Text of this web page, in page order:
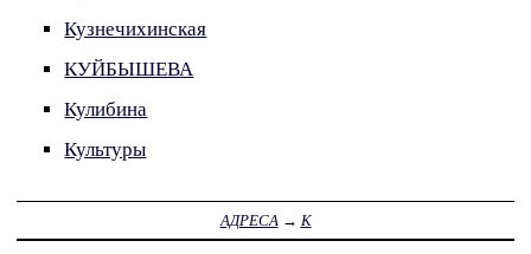
Кузнечихинская
КУЙБЫШЕВА
Кулибина
Культуры
АДРЕСА→ К